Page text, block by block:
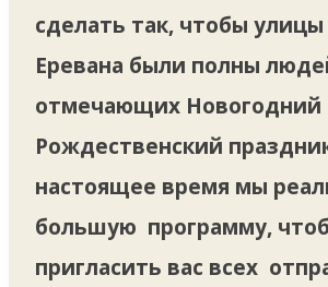
сделать так, чтобы
Еревана были полны
отмечающих Новогодний
Рождественский
настоящее время мы
большую программу,
пригласить вас всех